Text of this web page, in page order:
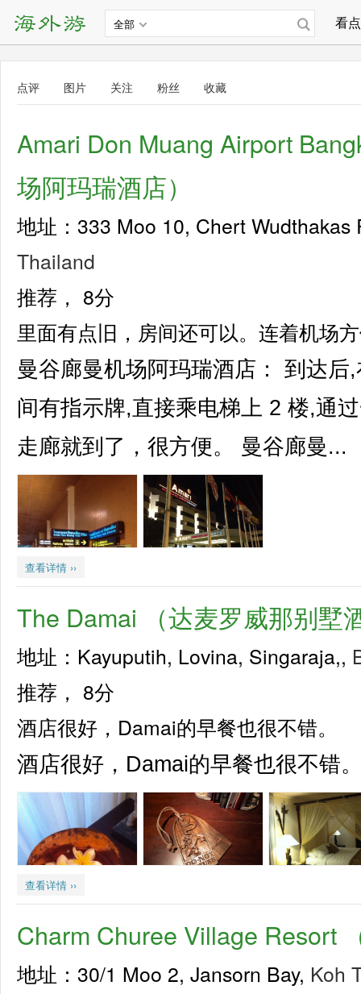
全部 看
点评 图片 关注 粉丝 收藏
Amari Don Muang Airport
场阿玛瑞酒店）
地址：333 Moo 10, Chert
Thailand
推荐， 8分
里面有点旧，房间还可以。连着机场
曼谷廊曼机场阿玛瑞酒店： 到达
间有指示牌,直接乘电梯上 2 楼,通
走廊就到了，很方便。 曼谷廊曼...
查看详情 ››
The Damai （达麦罗威那别墅
地址：Kayuputih, Lovina, Singaraja,,
推荐， 8分
酒店很好，Damai的早餐也很不错。
酒店很好，Damai的早餐也很不错
查看详情 ››
Charm Churee Village Resort
地址：30/1 Moo 2, Jansorn Bay, Koh